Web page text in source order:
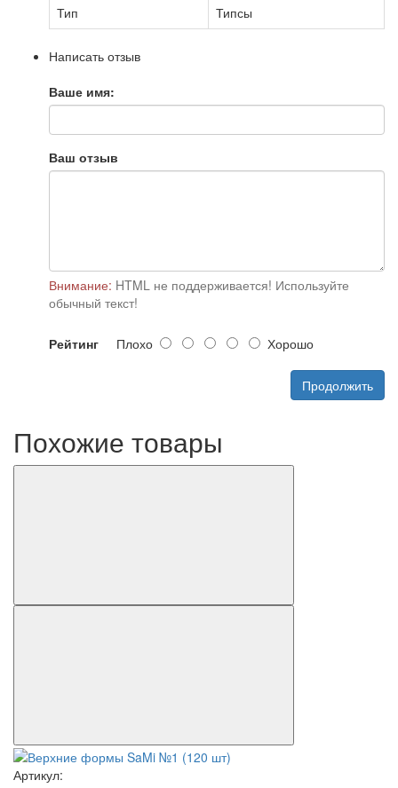
Тип
Типсы
Написать отзыв
Ваше имя:
Ваш отзыв
Внимание: HTML не поддерживается! Используйте
обычный текст!
Рейтинг Плохо Хорошо
Продолжить
Похожие товары
Артикул: